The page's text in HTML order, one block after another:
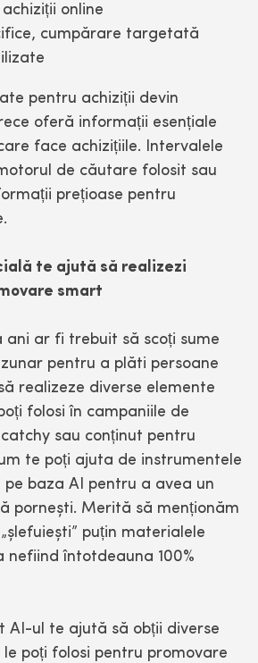
online
cumpărare targetată
pentru achiziții devin
oferă informații esențiale
face achizițiile. Intervalele
de căutare folosit sau
prețioase pentru
te ajută să realizezi
smart
ani ar fi trebuit să scoți sume
pentru a plăti persoane
realizeze diverse elemente
folosi în campaniile de
sau conținut pentru
te poți ajuta de instrumentele
baza AI pentru a avea un
pornești. Merită să menționăm
puțin materialele
nefiind întotdeauna 100%
AI-ul te ajută să obții diverse
poți folosi pentru promovare